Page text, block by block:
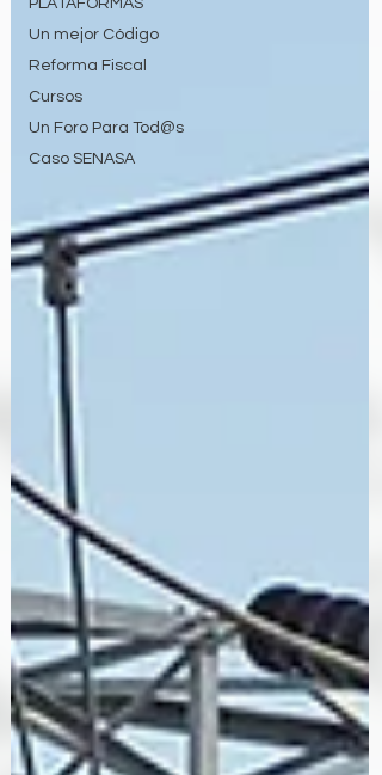
PLATAFORMAS
Un mejor Código
Reforma Fiscal
Cursos
Un Foro Para Tod@s
Caso SENASA